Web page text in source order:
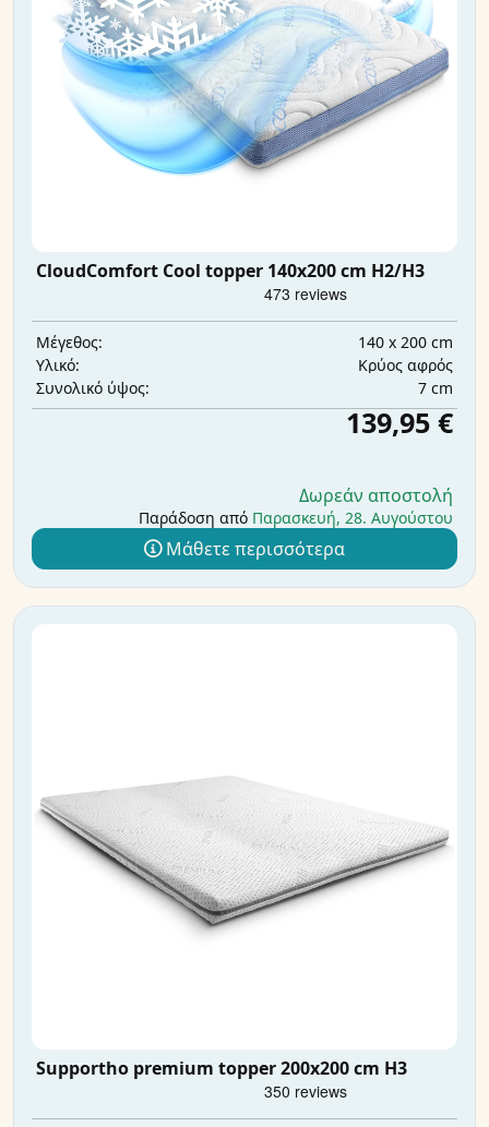
CloudComfort Cool topper 140x200 cm H2/H3
Μέγεθος:
140 x 200 cm
Υλικό:
Κρύος αφρός
Συνολικό ύψος:
7 cm
139,95 €
Δωρεάν αποστολή
Παράδοση από Παρασκευή, 28. Αυγούστου
Μάθετε περισσότερα
Supportho premium topper 200x200 cm H3